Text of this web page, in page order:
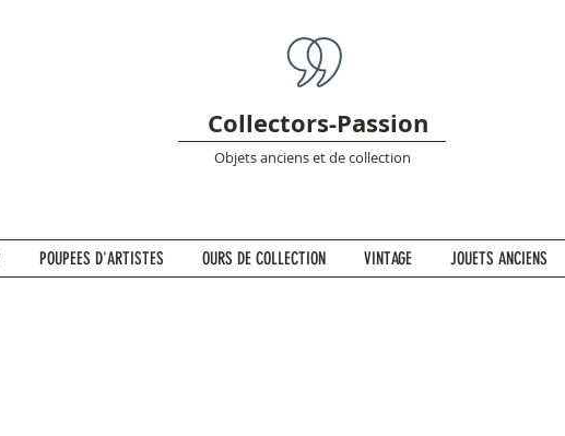
Collectors-Passion
Objets anciens et de collection
POUPEES D'ARTISTES OURS DE COLLECTION VINTAGE JOUETS ANCIENS